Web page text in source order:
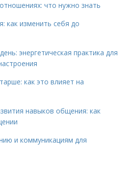
что нужно знать
как изменить себя до
энергетическая практика для
как это влияет на
навыков общения: как
и коммуникациям для